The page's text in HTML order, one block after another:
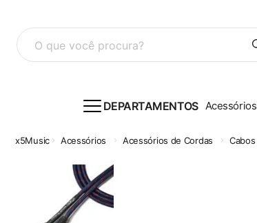
O que você procura?
DEPARTAMENTOS Acessórios
Acessórios Acessórios de Cordas Cabos